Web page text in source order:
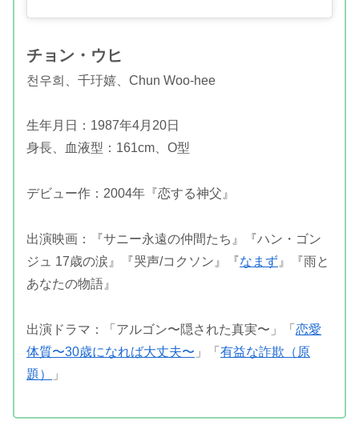
チョン・ウヒ
천우희、千玗嬉、Chun Woo-hee
生年月日：1987年4月20日
身長、血液型：161cm、O型
デビュー作：2004年『恋する神父』
出演映画：『サニー永遠の仲間たち』『ハン・ゴン
ジュ 17歳の涙』『哭声/コクソン』『なまず 』『雨と
あなたの物語』
出演ドラマ：「アルゴン〜隠された真実〜」「 恋愛
体質〜30歳になれば大丈夫〜 」「 有益な詐欺（原
題）
」